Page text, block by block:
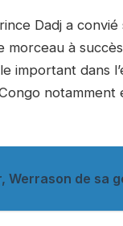
Dadj a
à
important dans
Werrason de sa